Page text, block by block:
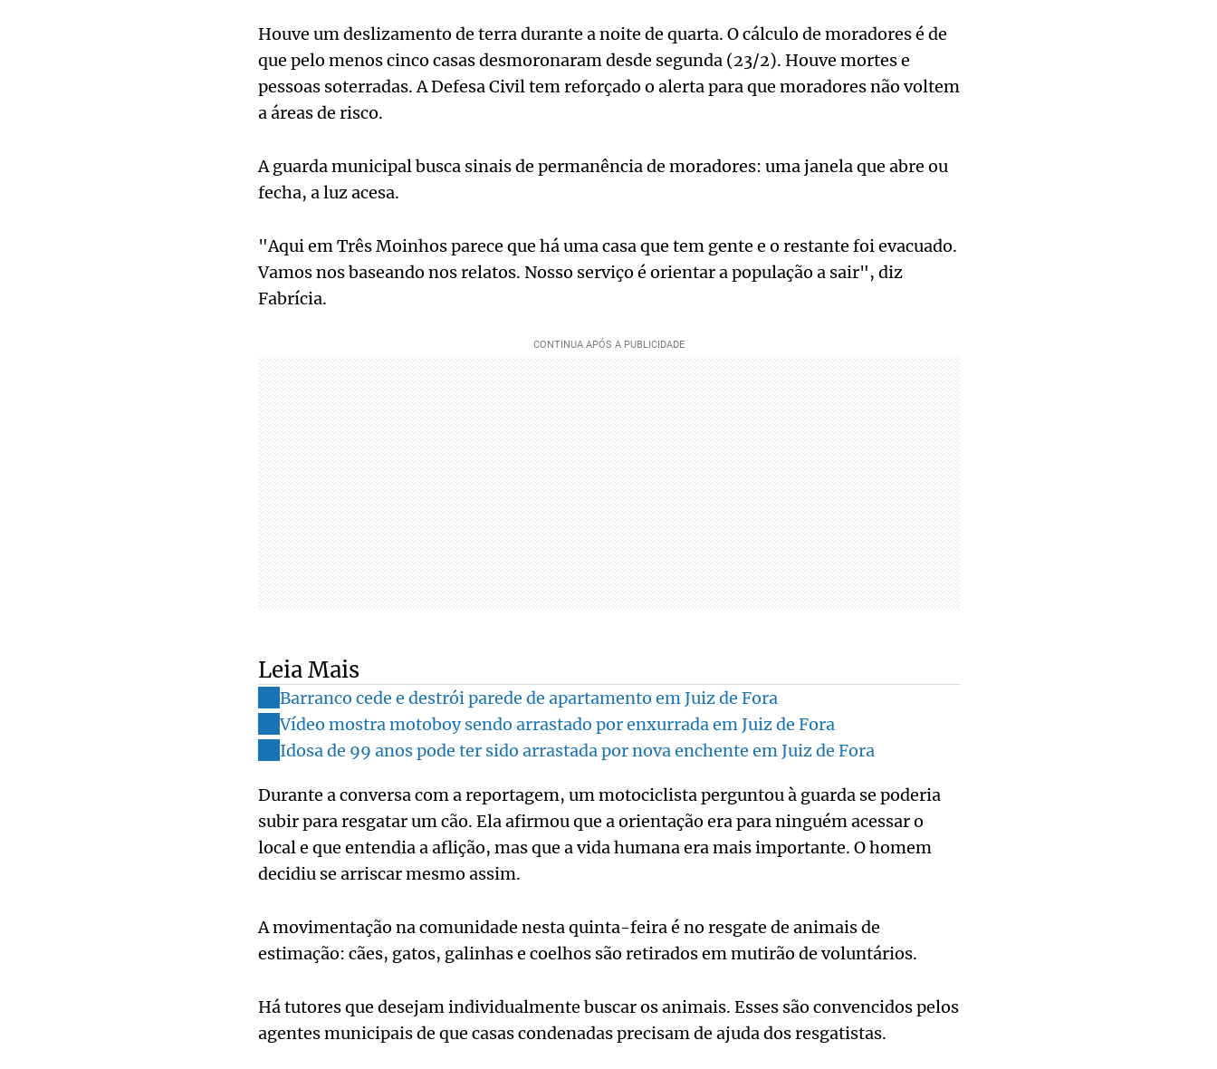
Houve um deslizamento de terra durante a noite de quarta. O cálculo de moradores é de
que pelo menos cinco casas desmoronaram desde segunda (23/2). Houve mortes e
pessoas soterradas. A Defesa Civil tem reforçado o alerta para que moradores não voltem
a áreas de risco.
A guarda municipal busca sinais de permanência de moradores: uma janela que abre ou
fecha, a luz acesa.
"Aqui em Três Moinhos parece que há uma casa que tem gente e o restante foi evacuado.
Vamos nos baseando nos relatos. Nosso serviço é orientar a população a sair", diz
Fabrícia.
Leia Mais
Barranco cede e destrói parede de apartamento em Juiz de Fora
Vídeo mostra motoboy sendo arrastado por enxurrada em Juiz de Fora
Idosa de 99 anos pode ter sido arrastada por nova enchente em Juiz de Fora
Durante a conversa com a reportagem, um motociclista perguntou à guarda se poderia
subir para resgatar um cão. Ela afirmou que a orientação era para ninguém acessar o
local e que entendia a aflição, mas que a vida humana era mais importante. O homem
decidiu se arriscar mesmo assim.
A movimentação na comunidade nesta quinta-feira é no resgate de animais de
estimação: cães, gatos, galinhas e coelhos são retirados em mutirão de voluntários.
Há tutores que desejam individualmente buscar os animais. Esses são convencidos pelos
agentes municipais de que casas condenadas precisam de ajuda dos resgatistas.